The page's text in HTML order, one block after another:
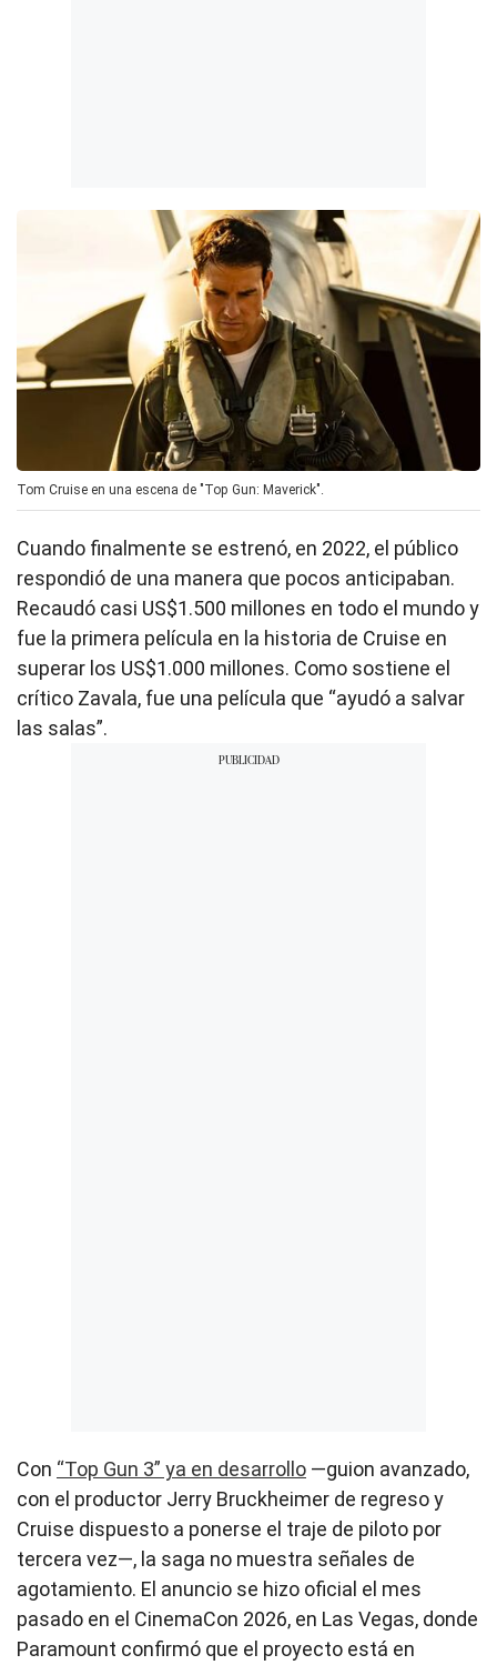
Tom Cruise en una escena de "Top Gun: Maverick".
Cuando finalmente se estrenó, en 2022, el público
respondió de una manera que pocos anticipaban.
Recaudó casi US$1.500 millones en todo el mundo y
fue la primera película en la historia de Cruise en
superar los US$1.000 millones. Como sostiene el
crítico Zavala, fue una película que “ayudó a salvar
las salas”.
Con “Top Gun 3” ya en desarrollo —guion avanzado,
con el productor Jerry Bruckheimer de regreso y
Cruise dispuesto a ponerse el traje de piloto por
tercera vez—, la saga no muestra señales de
agotamiento. El anuncio se hizo oficial el mes
pasado en el CinemaCon 2026, en Las Vegas, donde
Paramount confirmó que el proyecto está en